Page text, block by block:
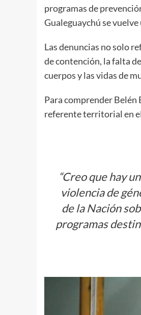
programas de
Gualeguaychú se
Las denuncias no solo
de contención, la falta
cuerpos y las vidas de
Para comprender Belén
referente territorial en
“Creo que hay
violencia de
de la Nación
programas